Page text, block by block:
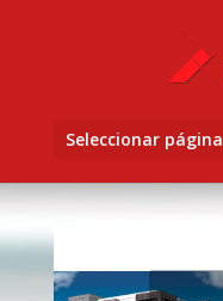
Seleccionar página